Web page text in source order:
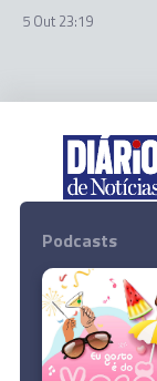
5 Out 23:19
Podcasts